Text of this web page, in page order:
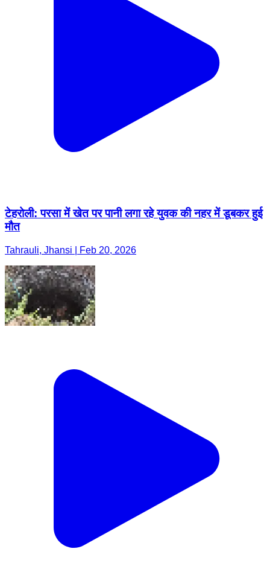
टेहरोली: परसा में खेत पर पानी लगा रहे युवक की नहर में डूबकर हुई
मौत
Tahrauli, Jhansi | Feb 20, 2026